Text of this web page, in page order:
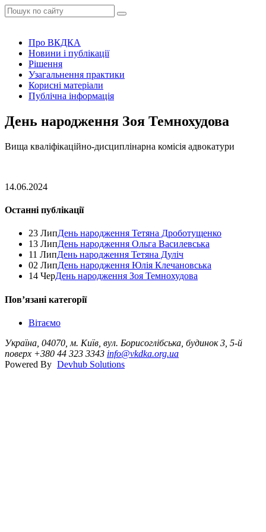
Про ВКДКА
Новини і публікації
Рішення
Узагальнення практики
Корисні матеріали
Публічна інформація
День народження Зоя Темнохудова
Вища кваліфікаційно-дисциплінарна комісія адвокатури
14.06.2024
Останні публікації
23 ЛипДень народження Тетяна Дроботущенко
13 ЛипДень народження Ольга Василевська
11 ЛипДень народження Тетяна Дуліч
02 ЛипДень народження Юлія Клечановська
14 ЧерДень народження Зоя Темнохудова
Повʼязані категорії
Вітаємо
Україна, 04070, м. Київ, вул. Борисоглібська, будинок 3, 5-й
поверх +380 44 323 3343 info@vkdka.org.ua
Powered By Devhub Solutions